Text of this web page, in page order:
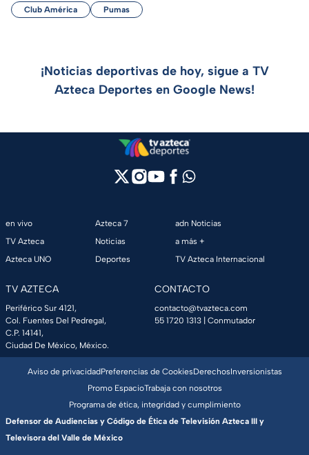
Club América Pumas
¡Noticias deportivas de hoy, sigue a TV
Azteca Deportes en Google News!
en vivo
TV Azteca
Azteca UNO
Azteca 7
Noticias
Deportes
adn Noticias
a más +
TV Azteca Internacional
TV AZTECA
Periférico Sur 4121,
Col. Fuentes Del Pedregal,
C.P. 14141,
Ciudad De México, México.
CONTACTO
contacto@tvazteca.com
55 1720 1313 | Conmutador
Aviso de privacidadPreferencias de CookiesDerechosInversionistas
Promo EspacioTrabaja con nosotros
Programa de ética, integridad y cumplimiento
Defensor de Audiencias y Código de Ética de Televisión Azteca III y
Televisora del Valle de México